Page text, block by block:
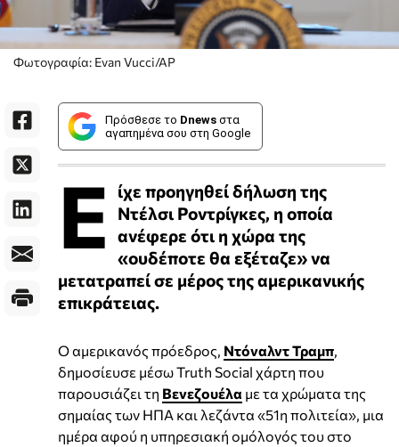
Φωτογραφία: Evan Vucci/AP
Πρόσθεσε το Dnews στα
αγαπημένα σου στη Google
Ε
ίχε προηγηθεί δήλωση της
Ντέλσι Ροντρίγκες, η οποία
ανέφερε ότι η χώρα της
«ουδέποτε θα εξέταζε» να
μετατραπεί σε μέρος της αμερικανικής
επικράτειας.
Ο αμερικανός πρόεδρος, Ντόναλντ Τραμπ
δημοσίευσε μέσω Truth Social χάρτη που
παρουσιάζει τη Βενεζουέλα με τα χρώματα της
σημαίας των ΗΠΑ και λεζάντα «51η πολιτεία», μια
ημέρα αφού η υπηρεσιακή ομόλογός του στο